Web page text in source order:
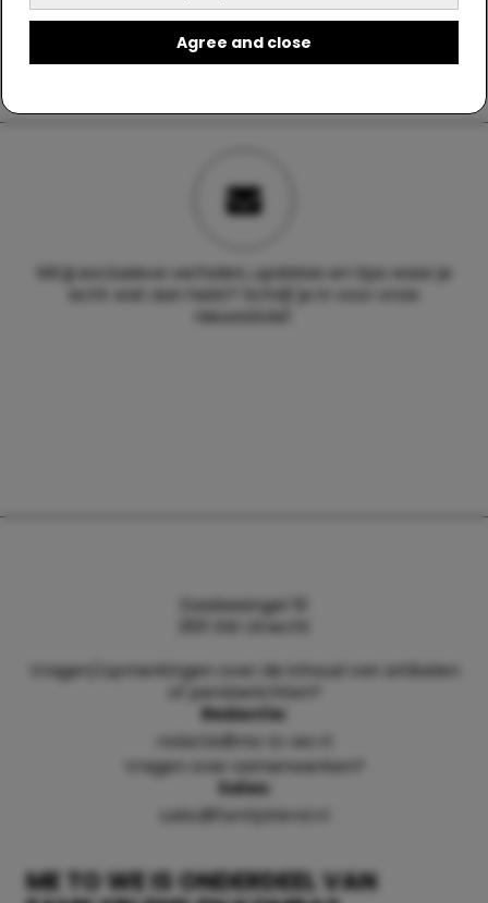
Agree and close
Wil jij exclusieve verhalen, updates en tips waar je
echt wat aan hebt? Schrijf je in voor onze
nieuwsbrief.
ME TO WE IS ONDERDEEL VAN
Daalsesingel 51
3511 SW Utrecht
Vragen/opmerkingen over de inhoud van artikelen
of persberichten?
Redactie:
redactie@me-to-we.nl
Vragen over samenwerken?
Sales:
sales@familyblend.nl